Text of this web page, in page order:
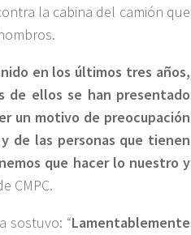
la cabina del camión que
en los últimos tres años,
de ellos se han presentado
un motivo de preocupación
de las personas que tienen
que hacer lo nuestro y
CMPC.
sostuvo: “Lamentablemente